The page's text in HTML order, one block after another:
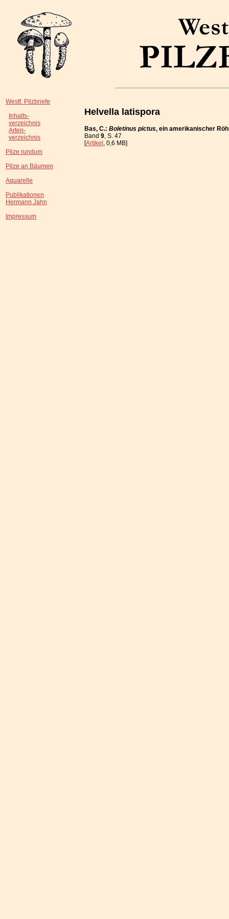
Westf. Pilzbriefe
Inhalts-
verzeichnis
Arten-
verzeichnis
Pilze rundum
Pilze an Bäumen
Aquarelle
Publikationen
Hermann Jahn
Impressum
Helvella latispora
Bas, C.: Boletinus pictus, ein amerikanischer
Band 9, S. 47
[Artikel, 0,6 MB]